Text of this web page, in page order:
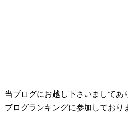
当ブログにお越し下さいましてあ
ブログランキングに参加しており